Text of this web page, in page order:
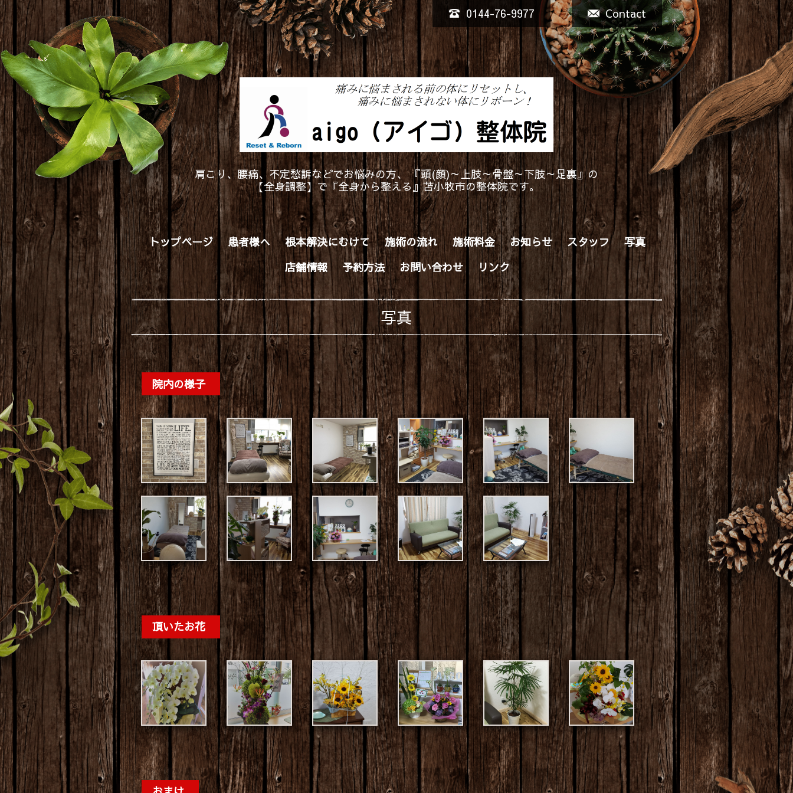
Contact
0144-76-9977
肩こり、腰痛、不定愁訴などでお悩みの方、 『頭(顔)～上肢～骨盤～下肢～足裏』の
【全身調整】で『全身から整える』苫小牧市の整体院です。
トップページ 患者様へ 根本解決にむけて 施術の流れ 施術料金 お知らせ スタッフ
写真
店舗情報
予約方法 お問い合わせ リンク
写真
院内の様子
頂いたお花